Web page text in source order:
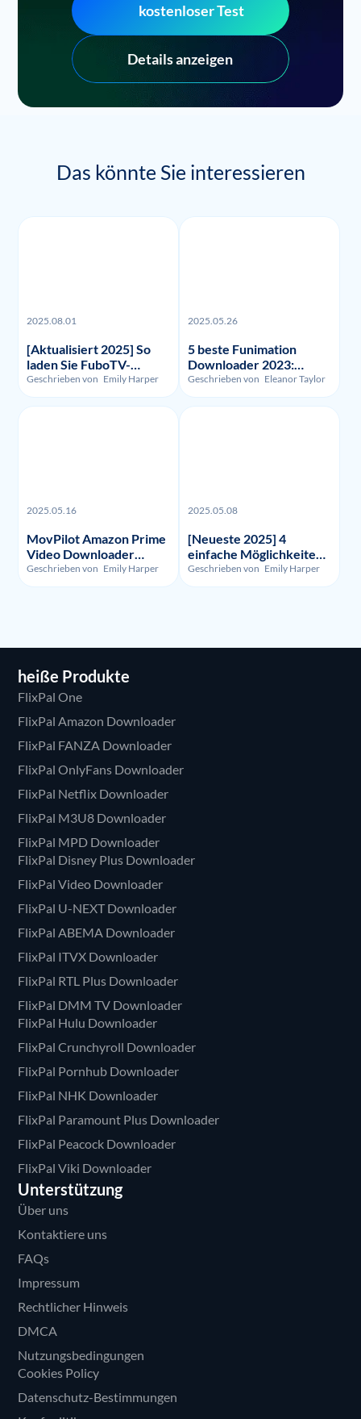
kostenloser Test
Details anzeigen
Das könnte Sie interessieren
2025.08.01
[Aktualisiert 2025] So
laden Sie FuboTV-
Aufnahmen und -Videos
herunter?
Geschrieben von Emily Harper
2025.05.26
5 beste Funimation
Downloader 2023:
Getestet und verglichen
Geschrieben von Eleanor Taylor
2025.05.16
MovPilot Amazon Prime
Video Downloader
Bewertung - Illegalität,
Nutzung und Preis
Geschrieben von Emily Harper
2025.05.08
[Neueste 2025] 4
einfache Möglichkeiten,
um HBO Max
aufzunehmen
Geschrieben von Emily Harper
heiße Produkte
FlixPal One
FlixPal Amazon Downloader
FlixPal FANZA Downloader
FlixPal OnlyFans Downloader
FlixPal Netflix Downloader
FlixPal M3U8 Downloader
FlixPal MPD Downloader
FlixPal Disney Plus Downloader
FlixPal Video Downloader
FlixPal U-NEXT Downloader
FlixPal ABEMA Downloader
FlixPal ITVX Downloader
FlixPal RTL Plus Downloader
FlixPal DMM TV Downloader
FlixPal Hulu Downloader
FlixPal Crunchyroll Downloader
FlixPal Pornhub Downloader
FlixPal NHK Downloader
FlixPal Paramount Plus Downloader
FlixPal Peacock Downloader
FlixPal Viki Downloader
Unterstützung
Über uns
Kontaktiere uns
FAQs
Impressum
Rechtlicher Hinweis
DMCA
Nutzungsbedingungen
Cookies Policy
Datenschutz-Bestimmungen